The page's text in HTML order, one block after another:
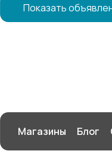
Показать
Магазины Блог